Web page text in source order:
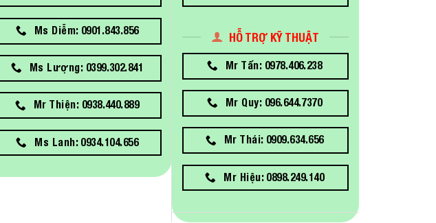
Ms Diễm: 0901.843.856
Ms Lượng: 0399.302.841
Mr Thiện: 0938.440.889
Ms Lanh: 0934.104.656
HỖ TRỢ KỸ THUẬT
Mr Tấn: 0978.406.238
Mr Quy: 096.644.7370
Mr Thái: 0909.634.656
Mr Hiệu: 0898.249.140